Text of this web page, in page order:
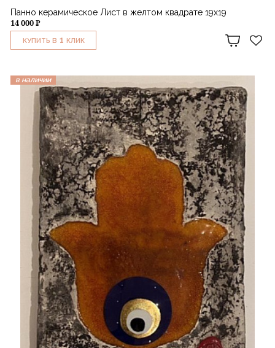
Панно керамическое Лист в желтом квадрате 19х19
14 000 ₽
КУПИТЬ В 1 КЛИК
в наличии